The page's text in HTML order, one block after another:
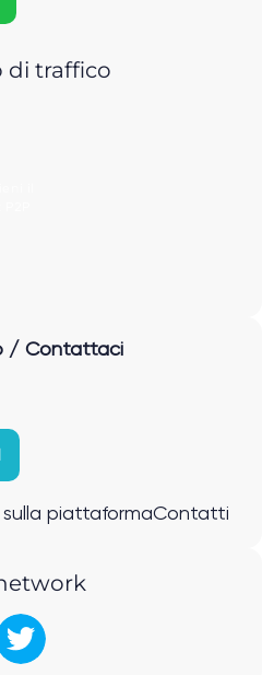
di traffico
/ Contattaci
sulla piattaformaContatti